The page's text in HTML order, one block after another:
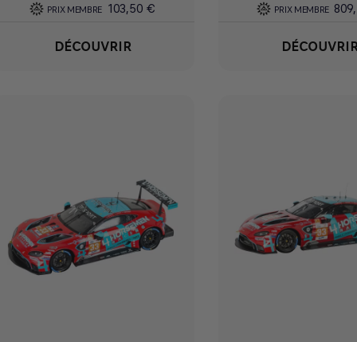
PRIX MEMBRE 103,50 €
DÉCOUVRIR
PRIX MEMBRE